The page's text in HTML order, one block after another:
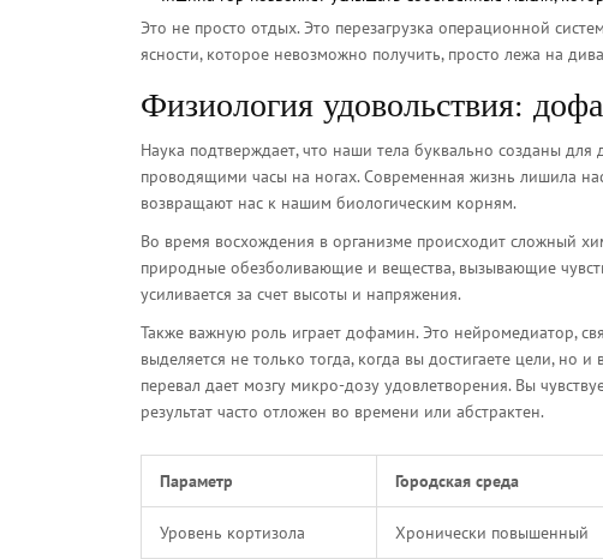
Это не просто отдых. Это перезагрузка операционной
ясности, которое невозможно получить, просто лежа на
Физиология удовольствия:
Наука подтверждает, что наши тела буквально созданы
проводящими часы на ногах. Современная жизнь лишила
возвращают нас к нашим биологическим корням.
Во время восхождения в организме происходит сложный
природные обезболивающие и вещества, вызывающие
усиливается за счет высоты и напряжения.
Также важную роль играет дофамин. Это нейромедиатор,
выделяется не только тогда, когда вы достигаете цели,
перевал дает мозгу микро-дозу удовлетворения. Вы
результат часто отложен во времени или абстрактен.
Параметр Городская среда
Уровень кортизола Хронически повышенный